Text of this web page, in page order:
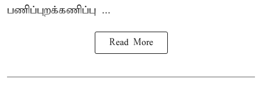
பணிப்புறக்கணிப்பு ...
Read More